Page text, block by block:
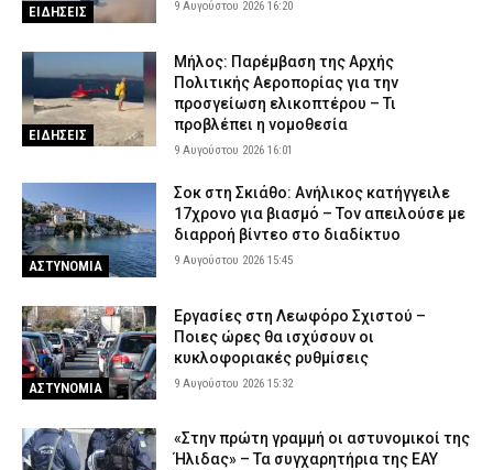
ΑΣΤΥΝΟΜΙΑ 9 Αυγούστου 2026 08:38
ΕΙΔΗΣΕΙΣ 9 Αυγούστου 2026 16:20
ΕΙΔΗΣΕΙΣ
Μήλος: Παρέμβαση της Αρχής
Πολιτικής Αεροπορίας για την
προσγείωση ελικοπτέρου – Τι
προβλέπει η νομοθεσία
9 Αυγούστου 2026 16:01
ΑΣΤΥΝΟΜΙΑ
Σοκ στη Σκιάθο: Ανήλικος κατήγγειλε
17χρονο για βιασμό – Τον απειλούσε με
διαρροή βίντεο στο διαδίκτυο
9 Αυγούστου 2026 15:45
ΑΣΤΥΝΟΜΙΑ
Εργασίες στη Λεωφόρο Σχιστού –
Ποιες ώρες θα ισχύσουν οι
κυκλοφοριακές ρυθμίσεις
9 Αυγούστου 2026 15:32
«Στην πρώτη γραμμή οι αστυνομικοί της
Ήλιδας» – Τα συγχαρητήρια της ΕΑΥ